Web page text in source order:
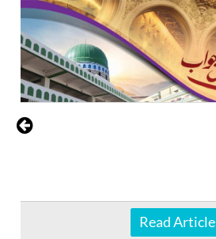
Read Article